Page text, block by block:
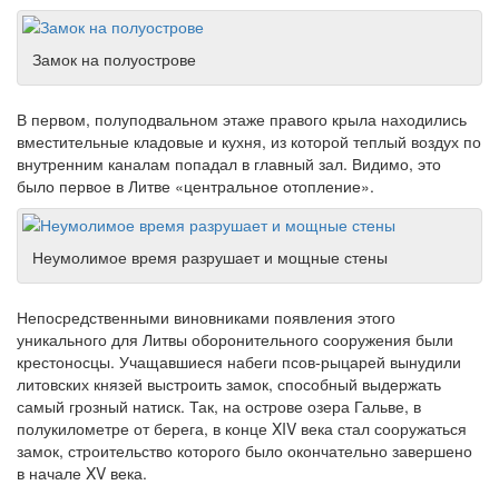
Замок на полуострове
В первом, полуподвальном этаже правого крыла находились
вместительные кладовые и кухня, из которой теплый воздух по
внутренним каналам попадал в главный зал. Видимо, это
было первое в Литве «центральное отопление».
Неумолимое время разрушает и мощные стены
Непосредственными виновниками появления этого
уникального для Литвы оборонительного сооружения были
крестоносцы. Учащавшиеся набеги псов-рыцарей вынудили
литовских князей выстроить замок, способный выдержать
самый грозный натиск. Так, на острове озера Гальве, в
полукилометре от берега, в конце XIV века стал сооружаться
замок, строительство которого было окончательно завершено
в начале XV века.